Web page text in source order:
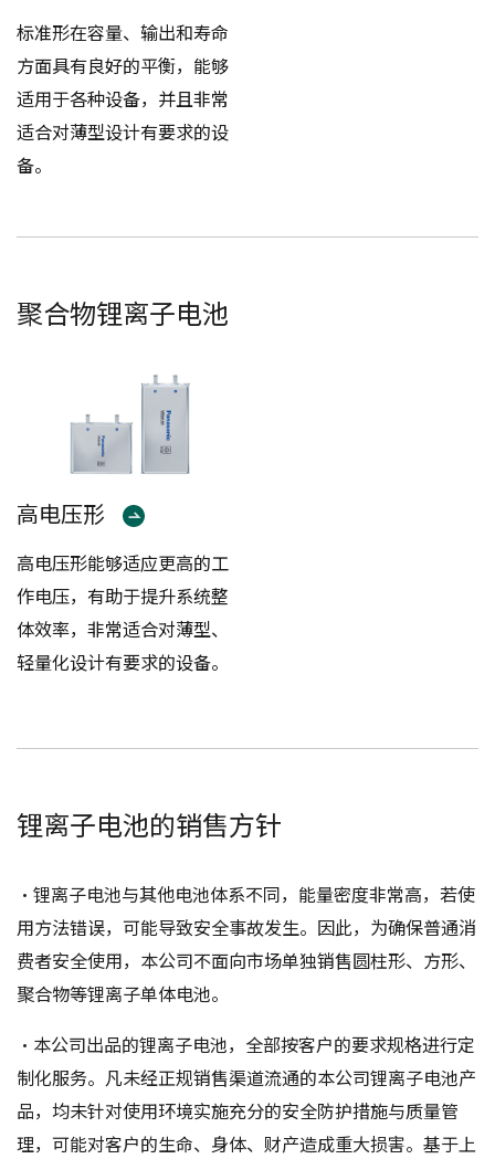
标准形在容量、输出和寿命
方面具有良好的平衡，能够
适用于各种设备，并且非常
适合对薄型设计有要求的设
备。
聚合物锂离子电池
高电压形
高电压形能够适应更高的工
作电压，有助于提升系统整
体效率，非常适合对薄型、
轻量化设计有要求的设备。
锂离子电池的销售方针
・锂离子电池与其他电池体系不同，能量密度非常高，若使
用方法错误，可能导致安全事故发生。因此，为确保普通消
费者安全使用，本公司不面向市场单独销售圆柱形、方形、
聚合物等锂离子单体电池。
・本公司出品的锂离子电池，全部按客户的要求规格进行定
制化服务。凡未经正规销售渠道流通的本公司锂离子电池产
品，均未针对使用环境实施充分的安全防护措施与质量管
理，可能对客户的生命、身体、财产造成重大损害。基于上